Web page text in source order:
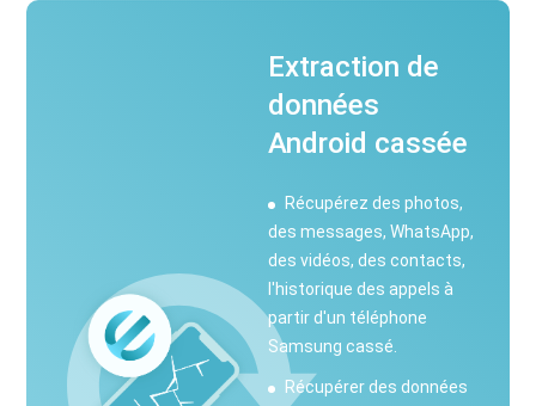
Extraction de
données
Android cassée
Récupérez des photos,
des messages, WhatsApp,
des vidéos, des contacts,
l'historique des appels à
partir d'un téléphone
Samsung cassé.
Récupérer des données